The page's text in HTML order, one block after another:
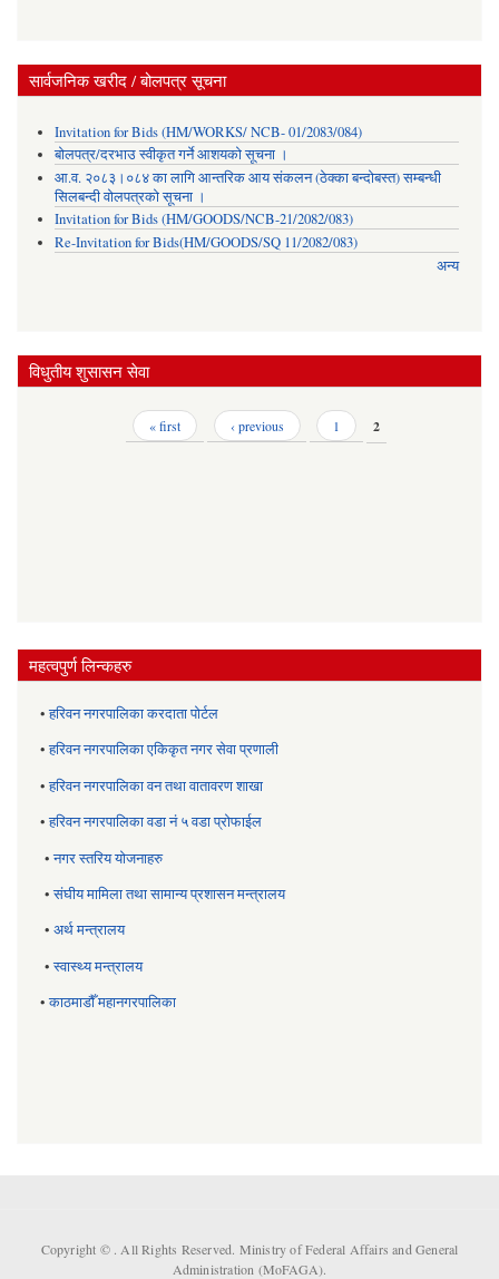
सार्वजनिक खरीद / बोलपत्र सूचना
Invitation for Bids (HM/WORKS/ NCB- 01/2083/084)
बोलपत्र/दरभाउ स्वीकृत गर्ने आशयको सूचना ।
आ.व. २०८३।०८४ का लागि आन्तरिक आय संकलन (ठेक्का बन्दोबस्त) सम्बन्धी
सिलबन्दी वोलपत्रको सूचना ।
Invitation for Bids (HM/GOODS/NCB-21/2082/083)
Re-Invitation for Bids(HM/GOODS/SQ 11/2082/083)
अन्य
विधुतीय शुसासन सेवा
« first ‹ previous 1 2
महत्वपुर्ण लिन्कहरु
•हरिवन नगरपालिका करदाता पोर्टल
•हरिवन नगरपालिका एकिकृत नगर सेवा प्रणाली
•हरिवन नगरपालिका वन तथा वातावरण शाखा
•हरिवन नगरपालिका वडा नं ५ वडा प्रोफाईल
•नगर स्तरिय याेजनाहरु
•संघीय मामिला तथा सामान्य प्रशासन मन्त्रालय
• अर्थ मन्त्रालय
•स्वास्थ्य मन्त्रालय
•काठमाडौँ महानगरपालिका
Copyright © . All Rights Reserved. Ministry of Federal Affairs and General
Administration (MoFAGA).